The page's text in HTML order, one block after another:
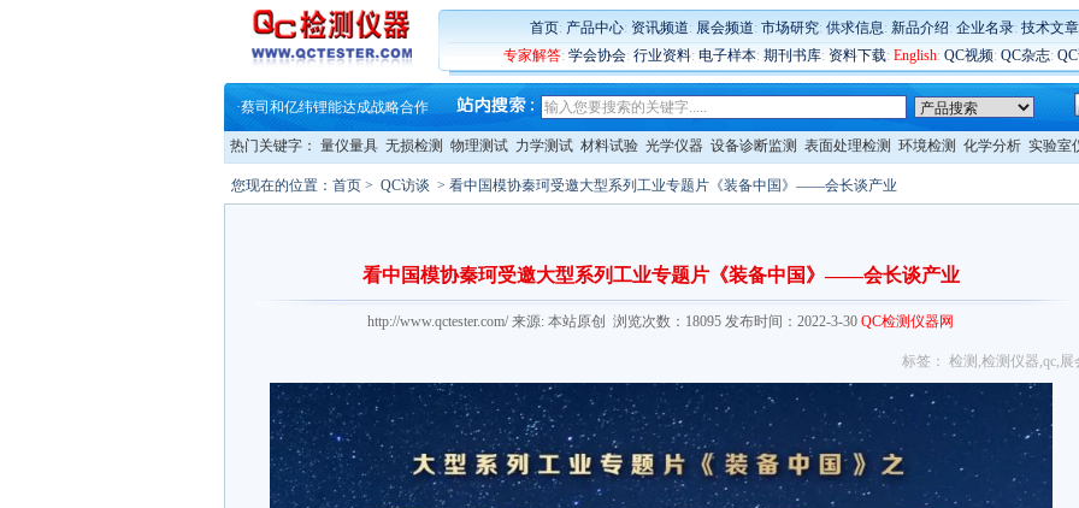
首页: 产品中心: 资讯频道: 展会频道: 市场研究: 供求信息: 新品介绍: 企业名录: 技术文章
专家解答: 学会协会: 行业资料: 电子样本: 期刊书库: 资料下载: English: QC视频: QC杂志:
铸就AI服务器质量动脉 – 高
铸就AI服务器质量动脉 – 高
ZEISS BOSELLO ADR 让内部缺
·蔡司和亿纬锂能达成战略合作
·大牌云集 买家升级 ——26
·蔡司软件 | 高效变形分析能
·铸就AI服务器质量动脉 – 高
·ZEISS BOSELLO ADR 让内部缺
热门关键字： 量仪量具 无损检测 物理测试 力学测试 材料试验 光学仪器 设备诊断监测 表面处理检测 环境检测 化学分析 实验室
您现在的位置： 首页 > QC访谈 > 看中国模协秦珂受邀大型系列工业专题片《装备中国》——会长谈产业
看中国模协秦珂受邀大型系列工业专题片《装备中国》——会长谈产业
http://www.qctester.com/ 来源: 本站原创 浏览次数：18095 发布时间：2022-3-30 QC检测仪器网
标签： 检测 ,检测仪器,qc,展